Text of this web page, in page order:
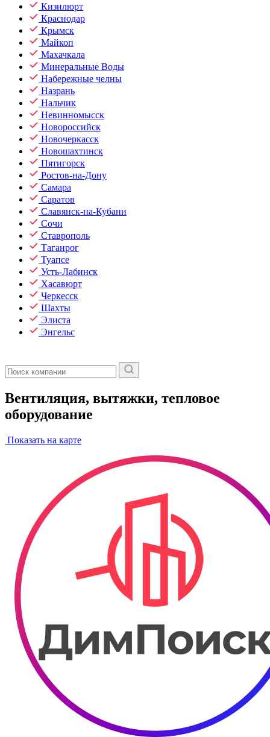
Кизилюрт
Краснодар
Крымск
Майкоп
Махачкала
Минеральные Воды
Набережные челны
Назрань
Нальчик
Невинномысск
Новороссийск
Новочеркасск
Новошахтинск
Пятигорск
Ростов-на-Дону
Самара
Саратов
Славянск-на-Кубани
Сочи
Ставрополь
Таганрог
Туапсе
Усть-Лабинск
Хасавюрт
Черкесск
Шахты
Элиста
Энгельс
Вентиляция, вытяжки, тепловое
оборудование
Показать на карте